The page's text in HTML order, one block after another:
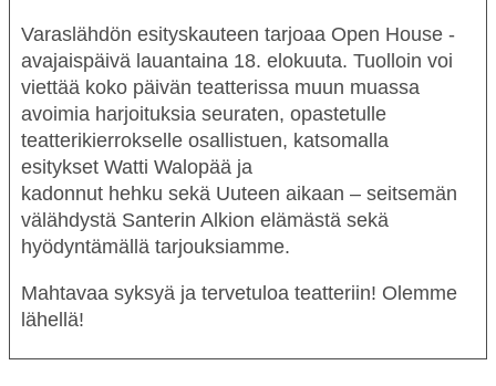
Varaslähdön esityskauteen tarjoaa Open House -
avajaispäivä lauantaina 18. elokuuta. Tuolloin voi
viettää koko päivän teatterissa muun muassa
avoimia harjoituksia seuraten, opastetulle
teatterikierrokselle osallistuen, katsomalla
esitykset Watti Walopää ja
kadonnut hehku sekä Uuteen aikaan – seitsemän
välähdystä Santerin Alkion elämästä sekä
hyödyntämällä tarjouksiamme.
Mahtavaa syksyä ja tervetuloa teatteriin! Olemme
lähellä!